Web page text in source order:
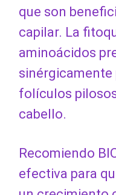
que son
capilar. La
aminoácidos
folículos
cabello.
Recomiendo
efectiva para